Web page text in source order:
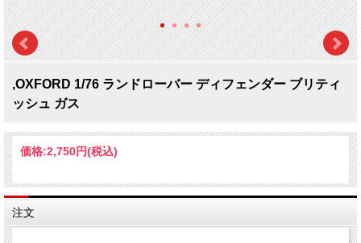
,OXFORD 1/76 ランドローバー ディフェンダー ブリティ
ッシュ ガス
価格:2,750円(税込)
注文